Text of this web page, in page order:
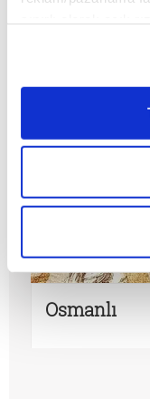
belirleyebilirsiniz.
Ayarlar butonuna
Metnimizi ziyaret
hazırlanmış olan
okumak ve sitemizi
gerçekleştirilen veri
Osmanlı